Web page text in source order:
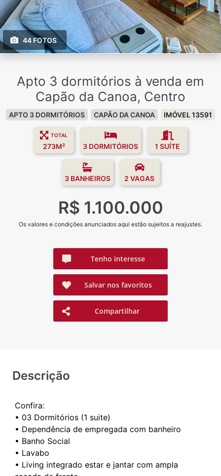
44 FOTOS
Apto 3 dormitórios à venda em
Capão da Canoa, Centro
APTO 3 DORMITÓRIOS CAPÃO DA CANOA IMÓVEL 13591
TOTAL
273M² 3 DORMITÓRIOS 1 SUÍTE
3 BANHEIROS 2 VAGAS
R$ 1.100.000
Os valores e condições anunciados aqui estão sujeitos a reajustes.
Tenho interesse
Salvar nos favoritos
Compartilhar
Descrição
Confira:
•⁠ ⁠03 Dormitórios (1 suite)
• Dependência de empregada com banheiro
•⁠ ⁠⁠Banho Social
•⁠ ⁠⁠Lavabo
•⁠ ⁠⁠Living integrado estar e jantar com ampla